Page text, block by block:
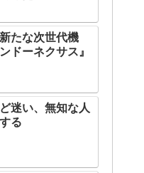
たな次世代機
ドーネクサス』
迷い、無知な人
る